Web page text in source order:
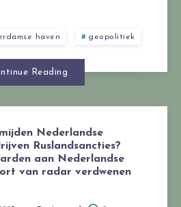
haven geopolitiek
Reading
Nederlandse
Ruslandsancties?
aan Nederlandse
van radar verdwenen